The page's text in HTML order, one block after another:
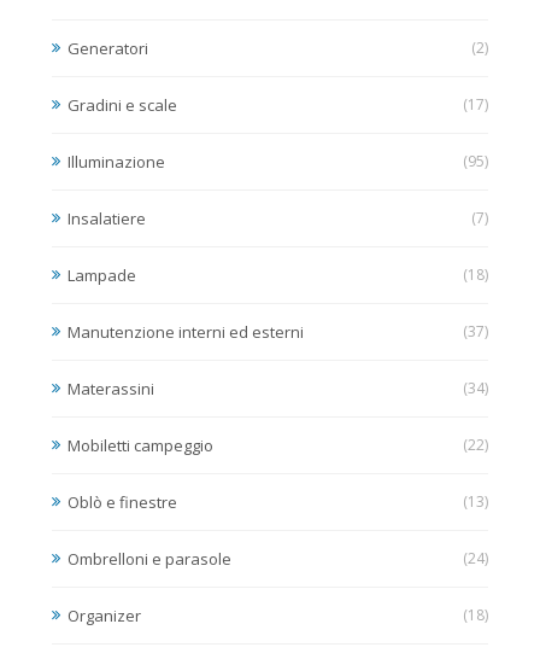
Generatori (2)
Gradini e scale (17)
Illuminazione (95)
Insalatiere (7)
Lampade (18)
Manutenzione interni ed esterni (37)
Materassini (34)
Mobiletti campeggio (22)
Oblò e finestre (13)
Ombrelloni e parasole (24)
Organizer (18)